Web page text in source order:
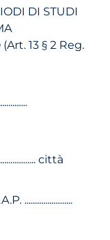
DI STUDI
13 § 2 Reg.
città
.......................